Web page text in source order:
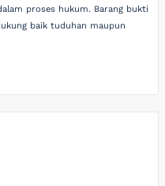
proses hukum. Barang bukti
baik tuduhan maupun